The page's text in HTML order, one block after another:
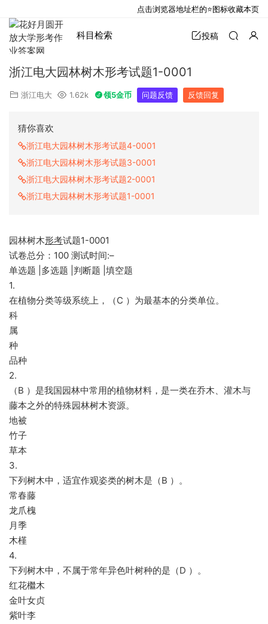
科目检索 投稿
浙江电大园林树木形考试题1-0001
浙江电大 1.62k 领5金币 问题反馈 反馈回复
猜你喜欢
浙江电大园林树木形考试题4-0001
浙江电大园林树木形考试题3-0001
浙江电大园林树木形考试题2-0001
浙江电大园林树木形考试题1-0001
园林树木形考试题1-0001
试卷总分：100 测试时间:–
单选题 |多选题 |判断题 |填空题
1.
在植物分类等级系统上，（C ）为最基本的分类单位。
科
属
种
品种
2.
（B ）是我国园林中常用的植物材料，是一类在乔木、灌木与
藤本之外的特殊园林树木资源。
地被
竹子
草本
3.
下列树木中，适宜作观姿类的树木是（B ）。
常春藤
龙爪槐
月季
木槿
4.
下列树木中，不属于常年异色叶树种的是（D ）。
红花檵木
金叶女贞
紫叶李
点击浏览器地址栏的⭐图标收藏本页